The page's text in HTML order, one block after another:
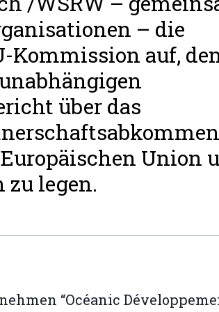
– die
Kommission auf,
über das
Union
zu legen.
“Océanic